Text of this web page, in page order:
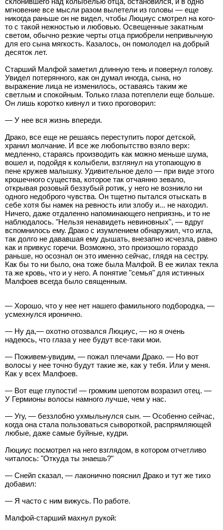
мгновение все мысли разом вылетели из головы — еще
никогда раньше он не видел, чтобы Люциус смотрел на кого-
то с такой нежностью и любовью. Освещенные закатным
светом, обычно резкие черты отца приобрели непривычную
для его сына мягкость. Казалось, он помолодел на добрый
десяток лет.
Старший Малфой заметил длинную тень и повернул голову.
Увидел потерянного, как он думал иногда, сына, но
выражение лица не изменилось, оставаясь таким же
светлым и спокойным. Только глаза потеплели еще больше.
Он лишь коротко кивнул и тихо проговорил:
— У нее вся жизнь впереди.
Драко, все еще не решаясь переступить порог детской,
хранил молчание. И все же любопытство взяло верх:
медленно, стараясь производить как можно меньше шума,
вошел и, подойдя к колыбели, взглянул на утопающую в
пене кружев малышку. Удивительное дело — при виде этого
крошечного существа, которое так отчаянно зевало,
открывая розовый беззубый ротик, у него не возникло ни
одного недоброго чувства. Он тщетно пытался отыскать в
себе хотя бы намек на ревность или злобу и... не находил.
Ничего, даже отдаленно напоминающего неприязнь, и то не
наблюдалось. "Нельзя ненавидеть невиновных", — вдруг
вспомнилось ему. Драко с изумлением обнаружил, что игла,
так долго не дававшая ему дышать, внезапно исчезла, равно
как и привкус горечи. Возможно, это произошло гораздо
раньше, но осознал он это именно сейчас, глядя на сестру.
Как бы то ни было, она тоже была Малфой. В ее жилах текла
та же кровь, что и у него. А понятие "семья" для истинных
Малфоев всегда было священным.
— Хорошо, что у нее нет нашего фамильного подбородка, —
усмехнулся иронично.
— Ну да,— охотно отозвался Люциус, — но я очень
надеюсь, что глаза у нее будут все-таки мои.
— Поживем-увидим, — пожал плечами Драко. — Но вот
волосы у нее точно будут такие же, как у тебя. Или у меня.
Как у всех Малфоев.
— Вот еще глупости! — громким шепотом возразил отец. —
У Гермионы волосы намного лучше, чем у нас.
— Угу, — беззлобно ухмыльнулся сын. — Особенно сейчас,
когда она стала пользоваться сывороткой, распрямляющей
любые, даже самые буйные, кудри.
Люциус посмотрел на него взглядом, в котором отчетливо
читалось: "Откуда ты знаешь?"
— Снейп сказал, — лаконично пояснил Драко и тут же тихо
добавил:
— Я часто с ним вижусь. По работе.
Малфой-старший махнул рукой: